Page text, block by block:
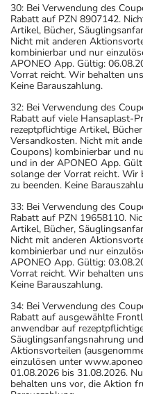
30: Bei Verwendung des
Rabatt auf PZN 8907142.
Artikel, Bücher,
Nicht mit anderen
kombinierbar und nur
APONEO App. Gültig:
Vorrat reicht. Wir behalten
Keine Barauszahlung.
32: Bei Verwendung des
Rabatt auf viele Hansaplast-
rezeptpflichtige Artikel,
Versandkosten. Nicht mit
Coupons) kombinierbar und
und in der APONEO App.
solange der Vorrat reicht.
zu beenden. Keine
33: Bei Verwendung des
Rabatt auf PZN 19658110.
Artikel, Bücher,
Nicht mit anderen
kombinierbar und nur
APONEO App. Gültig:
Vorrat reicht. Wir behalten
Keine Barauszahlung.
34: Bei Verwendung des
Rabatt auf ausgewählte
anwendbar auf
Säuglingsanfangsnahrung
Aktionsvorteilen
einzulösen unter
01.08.2026 bis 31.08.2026.
behalten uns vor, die Aktion